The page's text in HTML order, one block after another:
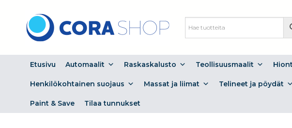
content
Etusivu Automaalit Raskaskalusto Teollisuusmaalit
Henkilökohtainen suojaus Massat ja liimat Telineet ja pöydät
Paint & Save Tilaa tunnukset